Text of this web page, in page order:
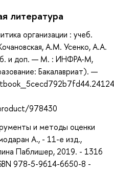
литература
организации : учеб.
А.М. Усенко, А.А.
и доп. — М. : ИНФРА-М,
Бакалавриат). —
978430
и методы оценки
А., - 11-е изд.,
Паблишер, 2019. - 1316
978-5-9614-6650-8 -